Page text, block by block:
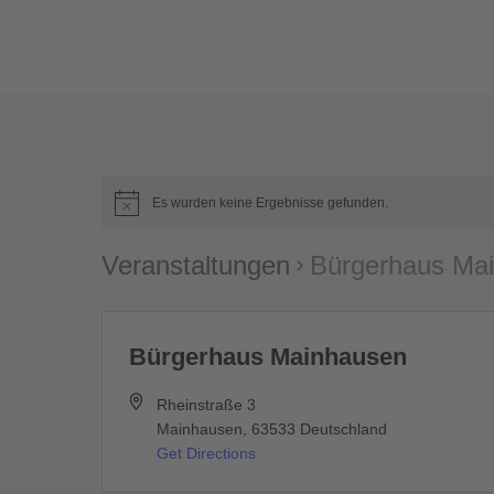
Es wurden keine Ergebnisse gefunden.
Veranstaltungen Bürgerhaus
Bürgerhaus Mainhausen
Rheinstraße 3
Mainhausen
63533 Deutschland
Get Directions